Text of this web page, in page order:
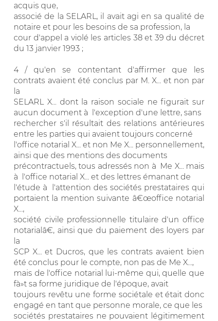
acquis que,
associé de la SELARL, il avait agi en sa qualité de
notaire et pour les besoins de sa profession, la
cour d'appel a violé les articles 38 et 39 du décret
du 13 janvier 1993 ;
4 / qu'en se contentant d'affirmer que les
contrats avaient été conclus par M. X... et non par
la
SELARL X... dont la raison sociale ne figurait sur
aucun document à l'exception d'une lettre, sans
rechercher s'il résultait des relations antérieures
entre les parties qui avaient toujours concerné
l'office notarial X... et non Me X... personnellement,
ainsi que des mentions des documents
précontractuels, tous adressés non à Me X... mais
à l'office notarial X... et des lettres émanant de
l'étude à l'attention des sociétés prestataires qui
portaient la mention suivante â€œoffice notarial
X...,
société civile professionnelle titulaire d'un office
notarialâ€, ainsi que du paiement des loyers par
la
SCP X... et Ducros, que les contrats avaient bien
été conclus pour le compte, non pas de Me X...,
mais de l'office notarial lui-même qui, quelle que
fà»t sa forme juridique de l'époque, avait
toujours revêtu une forme sociétale et était donc
engagé en tant que personne morale, ce que les
sociétés prestataires ne pouvaient légitimement